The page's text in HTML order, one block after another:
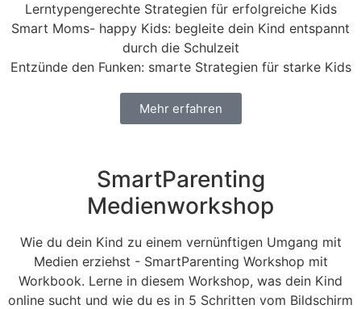
Lerntypengerechte Strategien für erfolgreiche Kids
Smart Moms- happy Kids: begleite dein Kind entspannt
durch die Schulzeit
Entzünde den Funken: smarte Strategien für starke Kids
Mehr erfahren
SmartParenting
Medienworkshop
Wie du dein Kind zu einem vernünftigen Umgang mit
Medien erziehst - SmartParenting Workshop mit
Workbook. Lerne in diesem Workshop, was dein Kind
online sucht und wie du es in 5 Schritten vom Bildschirm